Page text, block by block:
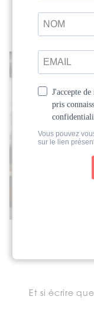
écrire
Et si écrire